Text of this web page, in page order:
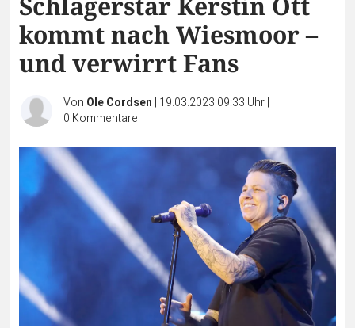
kommt nach Wiesmoor –
und verwirrt Fans
Von Ole Cordsen | 19.03.2023 09:33 Uhr|
0 Kommentare